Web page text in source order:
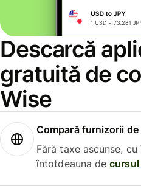
Descarcă
gratuită de
Wise
Compară furnizorii
Fără taxe ascunse,
întotdeauna decursul